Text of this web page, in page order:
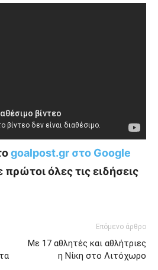
goalpost.gr στο Google
πρώτοι όλες τις ειδήσεις
Επόμενο άρθρο
Με 17 αθλητές και αθλήτριες
η Νίκη στο Λιτόχωρο